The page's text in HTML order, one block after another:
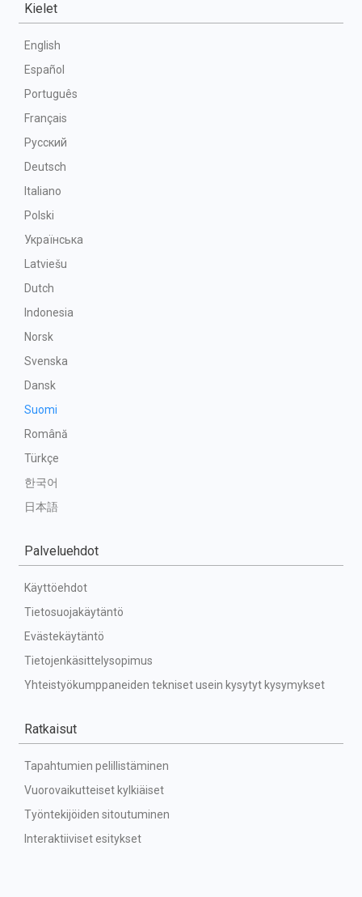
Kielet
English
Español
Português
Français
Русский
Deutsch
Italiano
Polski
Українська
Latviešu
Dutch
Indonesia
Norsk
Svenska
Dansk
Suomi
Română
Türkçe
한국어
日本語
Palveluehdot
Käyttöehdot
Tietosuojakäytäntö
Evästekäytäntö
Tietojenkäsittelysopimus
Yhteistyökumppaneiden tekniset usein kysytyt kysymykset
Ratkaisut
Tapahtumien pelillistäminen
Vuorovaikutteiset kylkiäiset
Työntekijöiden sitoutuminen
Interaktiiviset esitykset